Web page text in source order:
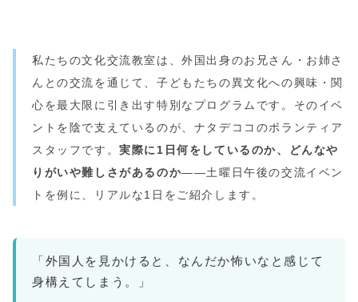
私たちの文化交流教室は、外国出身のお兄さん・お姉さ
んとの交流を通じて、子どもたちの異文化への興味・関
心を最大限に引き出す特別なプログラムです。そのイベ
ントを陰で支えているのが、ナタデココのボランティア
スタッフです。実際に1日何をしているのか、どんなや
りがいや難しさがあるのか——土曜日午後の交流イベン
トを例に、リアルな1日をご紹介します。
外国人を見かけると、なんだか怖いなと感じて
身構えてしまう。